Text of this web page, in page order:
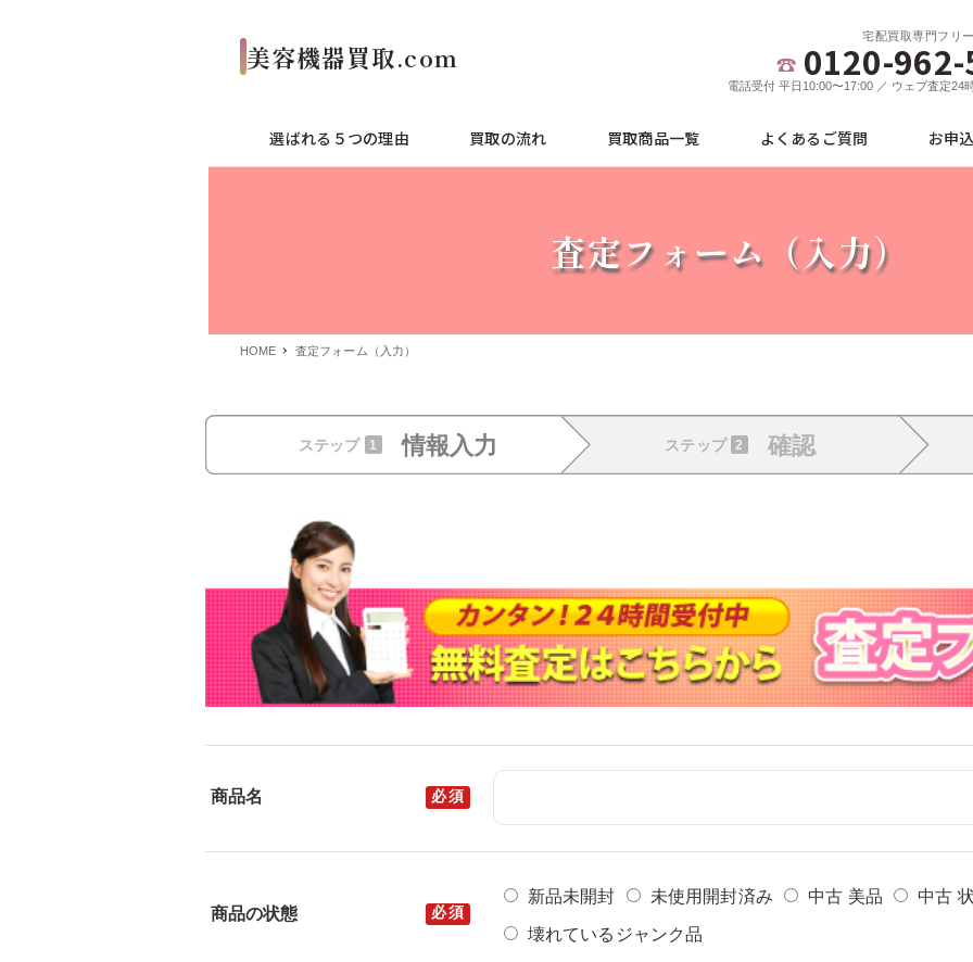
宅配買取専門フリ
0120-
電話受付 平日10:00〜17:00 ／ ウェブ査定24
選ばれる５つの理由 買取の流れ 買取商品一覧 よくあるご質問 お申
査定フォーム（入力）
HOME 査定フォーム（入力）
ステップ 1 情報入力 ステップ 2 確認
商品名
商品の状態
新品未開封 未使用開封済み 中古 美品 中古
壊れているジャンク品